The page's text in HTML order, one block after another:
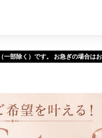
一部除く）です。 お急ぎの場合は